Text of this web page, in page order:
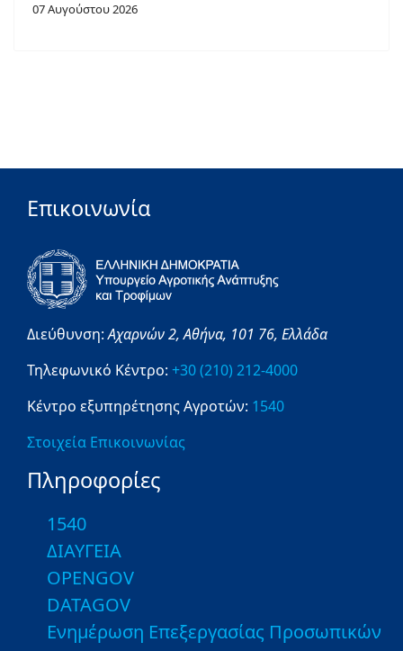
07 Αυγούστου 2026
Επικοινωνία
Διεύθυνση:Αχαρνών 2,Αθήνα, 101 76, Ελλάδα
Τηλεφωνικό Κέντρο: +30 (210) 212-4000
Κέντρο εξυπηρέτησης Αγροτών: 1540
Στοιχεία Επικοινωνίας
Πληροφορίες
1540
ΔΙΑΥΓΕΙΑ
OPENGOV
DATAGOV
Ενημέρωση Επεξεργασίας Προσωπικών